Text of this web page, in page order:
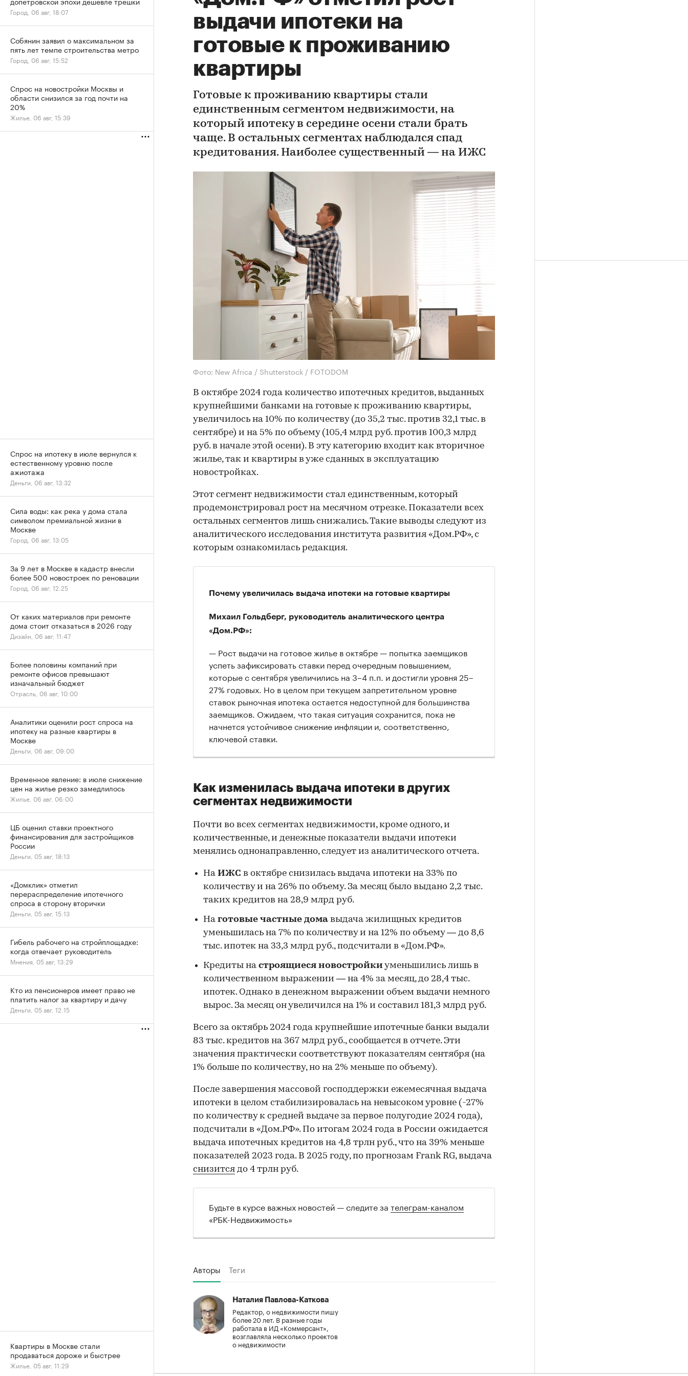
выдачи ипотеки на
готовые к проживанию
квартиры
Готовые к проживанию квартиры стали
единственным сегментом недвижимости, на
который ипотеку в середине осени стали брать
чаще. В остальных сегментах наблюдался спад
кредитования. Наиболее существенный — на ИЖС
Фото: New Africa / Shutterstock / FOTODOM
В октябре 2024 года количество ипотечных кредитов, выданных
крупнейшими банками на готовые к проживанию квартиры,
увеличилось на 10% по количеству (до 35,2 тыс. против 32,1 тыс. в
сентябре) и на 5% по объему (105,4 млрд руб. против 100,3 млрд
руб. в начале этой осени). В эту категорию входит как вторичное
жилье, так и квартиры в уже сданных в эксплуатацию
новостройках.
Этот сегмент недвижимости стал единственным, который
продемонстрировал рост на месячном отрезке. Показатели всех
остальных сегментов лишь снижались. Такие выводы следуют из
аналитического исследования института развития «Дом.РФ», с
которым ознакомилась редакция.
Почему увеличилась выдача ипотеки на готовые квартиры
Михаил Гольдберг, руководитель аналитического центра
«Дом.РФ»:
— Рост выдачи на готовое жилье в октябре — попытка заемщиков
успеть зафиксировать ставки перед очередным повышением,
которые с сентября увеличились на 3–4 п.п. и достигли уровня 25–
27% годовых. Но в целом при текущем запретительном уровне
ставок рыночная ипотека остается недоступной для большинства
заемщиков. Ожидаем, что такая ситуация сохранится, пока не
начнется устойчивое снижение инфляции и, соответственно,
ключевой ставки.
00:00 / 00:00
Как изменилась выдача ипотеки в других
сегментах недвижимости
Почти во всех сегментах недвижимости, кроме одного, и
количественные, и денежные показатели выдачи ипотеки
менялись однонаправленно, следует из аналитического отчета.
На ИЖС в октябре снизилась выдача ипотеки на 33% по
количеству и на 26% по объему. За месяц было выдано 2,2 тыс.
таких кредитов на 28,9 млрд руб.
На готовые частные дома выдача жилищных кредитов
уменьшилась на 7% по количеству и на 12% по объему — до 8,6
тыс. ипотек на 33,3 млрд руб., подсчитали в «Дом.РФ».
Кредиты на строящиеся новостройки уменьшились лишь в
количественном выражении — на 4% за месяц, до 28,4 тыс.
ипотек. Однако в денежном выражении объем выдачи немного
вырос. За месяц он увеличился на 1% и составил 181,3 млрд руб.
Всего за октябрь 2024 года крупнейшие ипотечные банки выдали
83 тыс. кредитов на 367 млрд руб., сообщается в отчете. Эти
значения практически соответствуют показателям сентября (на
1% больше по количеству, но на 2% меньше по объему).
После завершения массовой господдержки ежемесячная выдача
ипотеки в целом стабилизировалась на невысоком уровне (-27%
по количеству к средней выдаче за первое полугодие 2024 года),
подсчитали в «Дом.РФ». По итогам 2024 года в России ожидается
выдача ипотечных кредитов на 4,8 трлн руб., что на 39% меньше
показателей 2023 года. В 2025 году, по прогнозам Frank RG, выдача
снизится до 4 трлн руб.
Будьте в курсе важных новостей — следите за телеграм-каналом
«РБК-Недвижимость»
Авторы Теги
Наталия Павлова-Каткова
Редактор, о недвижимости пишу
более 20 лет. В разные годы
работала в ИД «Коммерсант»,
возглавляла несколько проектов
о недвижимости
Город, 06 авг, 18:07
Собянин заявил о максимальном за
пять лет темпе строительства метро
Город, 06 авг, 15:52
Спрос на новостройки Москвы и
области снизился за год почти на
20%
Жилье, 06 авг, 15:39
Спрос на ипотеку в июле вернулся к
естественному уровню после
ажиотажа
Деньги, 06 авг, 13:32
Сила воды: как река у дома стала
символом премиальной жизни в
Москве
Город, 06 авг, 13:05
За 9 лет в Москве в кадастр внесли
более 500 новостроек по реновации
Город, 06 авг, 12:25
От каких материалов при ремонте
дома стоит отказаться в 2026 году
Дизайн, 06 авг, 11:47
Более половины компаний при
ремонте офисов превышают
изначальный бюджет
Отрасль, 06 авг, 10:00
Аналитики оценили рост спроса на
ипотеку на разные квартиры в
Москве
Деньги, 06 авг, 09:00
Временное явление: в июле снижение
цен на жилье резко замедлилось
Жилье, 06 авг, 06:00
ЦБ оценил ставки проектного
финансирования для застройщиков
России
Деньги, 05 авг, 18:13
«Домклик» отметил
перераспределение ипотечного
спроса в сторону вторички
Деньги, 05 авг, 15:13
Гибель рабочего на стройплощадке:
когда отвечает руководитель
Мнения, 05 авг, 13:29
Кто из пенсионеров имеет право не
платить налог за квартиру и дачу
Деньги, 05 авг, 12:15
Квартиры в Москве стали
продаваться дороже и быстрее
Жилье, 05 авг, 11:29